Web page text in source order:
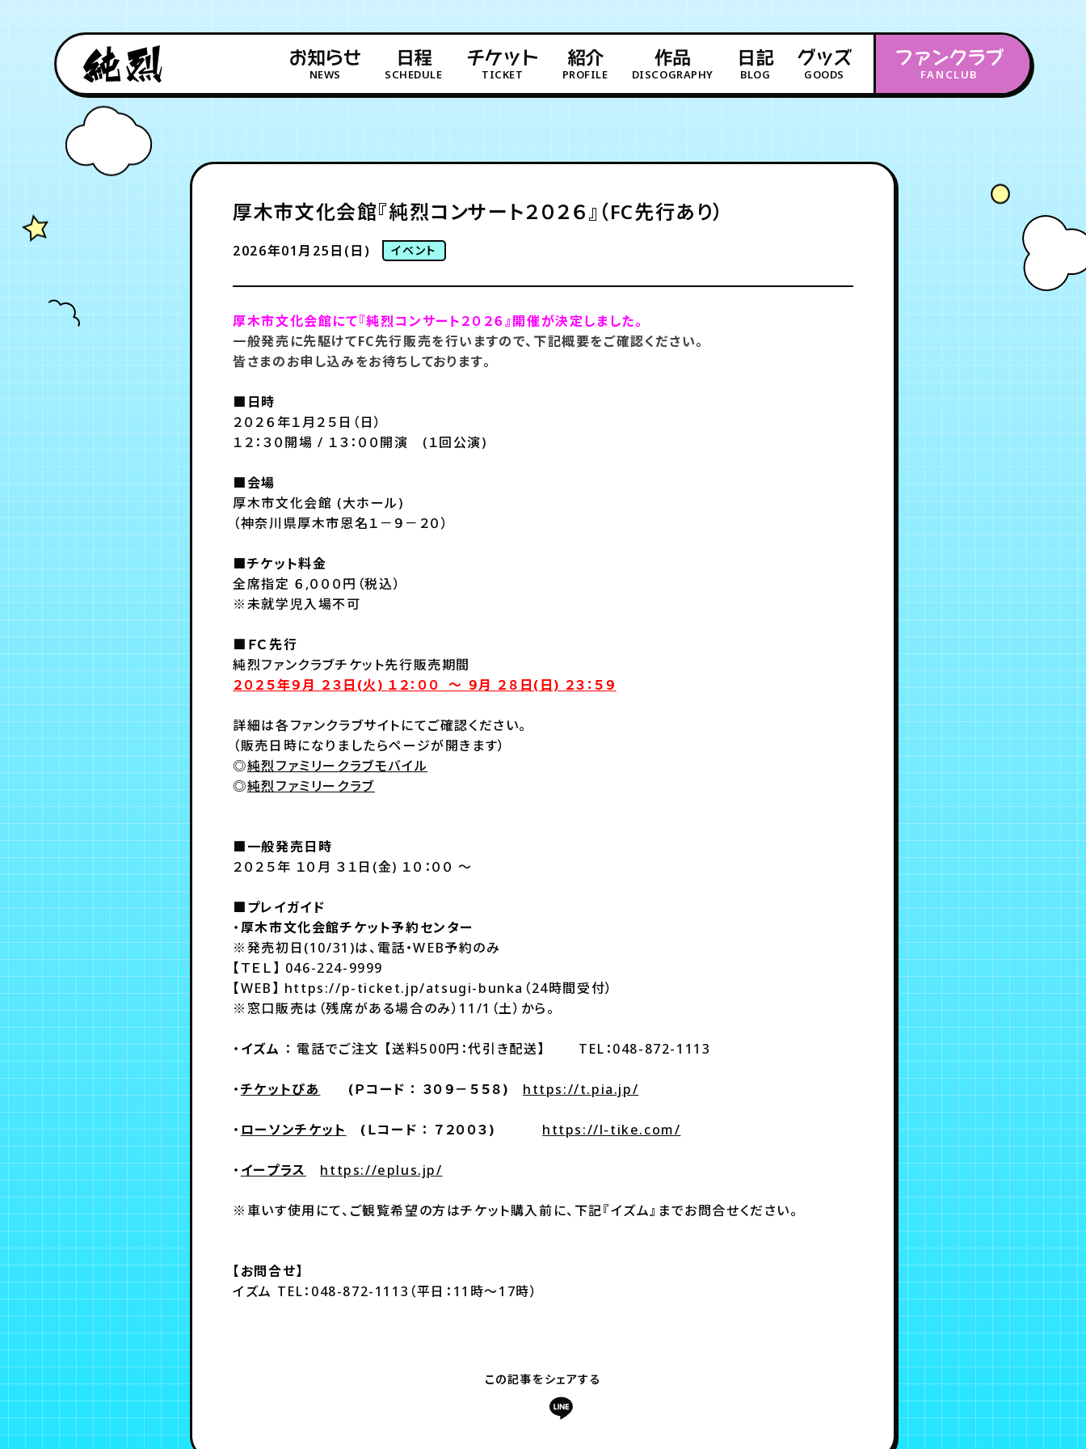
お知らせ
NEWS
日程
SCHEDULE
チケット
TICKET
紹介
PROFILE
作品
DISCOGRAPHY
日記
BLOG
グッズ
GOODS
ファンクラブ
FANCLUB
厚木市文化会館『純烈コンサート２０２６』（FC先行あり）
2026年01月25日(日) イベント
厚木市文化会館にて『純烈コンサート２０２６』開催が決定しました。
一般発売に先駆けてFC先行販売を行いますので、下記概要をご確認ください。
皆さまのお申し込みをお待ちしております。
■日時
２０２６年１月２５日（日）
１２：３０開場 / １３：００開演 (１回公演)
■会場
厚木市文化会館 (大ホール)
（神奈川県厚木市恩名１－９－２０）
■チケット料金
全席指定 ６,０００円（税込）
※未就学児入場不可
■ＦＣ先行
純烈ファンクラブチケット先行販売期間
２０２５年９月 ２３日(火) １２：００ ～ ９月 ２８日(日) ２３：５９
詳細は各ファンクラブサイトにてご確認ください。
（販売日時になりましたらページが開きます）
◎純烈ファミリークラブモバイル
◎純烈ファミリークラブ
■一般発売日時
２０２５年 １０月 ３１日(金) １０：００ ～
■プレイガイド
・厚木市文化会館チケット予約センター
※発売初日(10/31)は、電話・WEB予約のみ
【ＴＥＬ】 046-224-9999
【WEB】 https://p-ticket.jp/atsugi-bunka（24時間受付）
※窓口販売は（残席がある場合のみ）11/1（土）から。
・ イズム ： 電話でご注文 【送料500円：代引き配送】 TEL：048-872-1113
・チケットぴあ (Ｐコード ： ３０９－５５８) https://t.pia.jp/
・ ローソンチケット (Ｌコード ： ７２００３) https://l-tike.com/
・ イープラス https://eplus.jp/
※車いす使用にて、ご観覧希望の方はチケット購入前に、下記『イズム』までお問合せください。
【お問合せ】
イズム TEL：048-872-1113（平日：11時～17時）
この記事をシェアする